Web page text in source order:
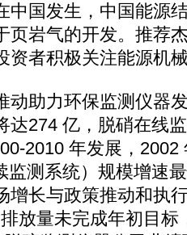
中国发生，中国能源
页岩气的开发。推荐
资者积极关注能源机
助力环保监测仪器
达274 亿，脱硝在线
2010 年发展，2002
监测系统）规模增速
增长与政策推动和执
放量未完成年初目标